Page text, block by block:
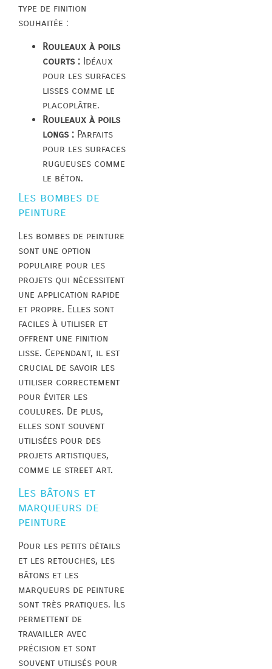
type de finition
souhaitée :
Rouleaux à poils
courts : Idéaux
pour les surfaces
lisses comme le
placoplâtre.
Rouleaux à poils
longs : Parfaits
pour les surfaces
rugueuses comme
le béton.
Les bombes de
peinture
Les bombes de peinture
sont une option
populaire pour les
projets qui nécessitent
une application rapide
et propre. Elles sont
faciles à utiliser et
offrent une finition
lisse. Cependant, il est
crucial de savoir les
utiliser correctement
pour éviter les
coulures. De plus,
elles sont souvent
utilisées pour des
projets artistiques,
comme le street art.
Les bâtons et
marqueurs de
peinture
Pour les petits détails
et les retouches, les
bâtons et les
marqueurs de peinture
sont très pratiques. Ils
permettent de
travailler avec
précision et sont
souvent utilisés pour